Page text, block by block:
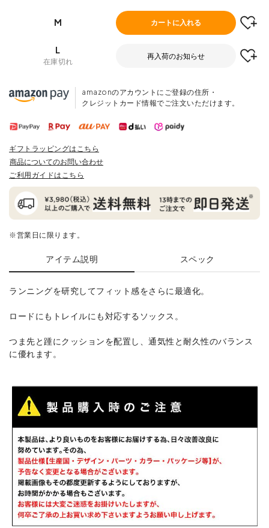
M カートに入れる
L
在庫切れ
再入荷のお知らせ
amazonのアカウントにご登録の住所・
クレジットカード情報でご注文いただけます。
ギフトラッピングはこちら
商品についてのお問い合わせ
ご利用ガイドはこちら
※営業日に限ります。
アイテム説明 スペック
ランニングを研究してフィット感をさらに最適化。
ロードにもトレイルにも対応するソックス。
つま先と踵にクッションを配置し、通気性と耐久性のバランス
に優れます。